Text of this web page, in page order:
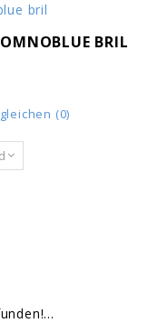
bril
BRIL
(0)